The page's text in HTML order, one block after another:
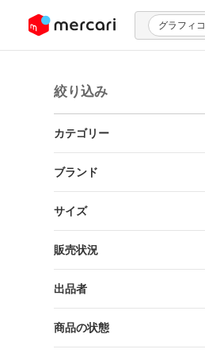
ツにスキップ グラフィコ
絞り込み
カテゴリー
ブランド
サイズ
販売状況
出品者
商品の状態